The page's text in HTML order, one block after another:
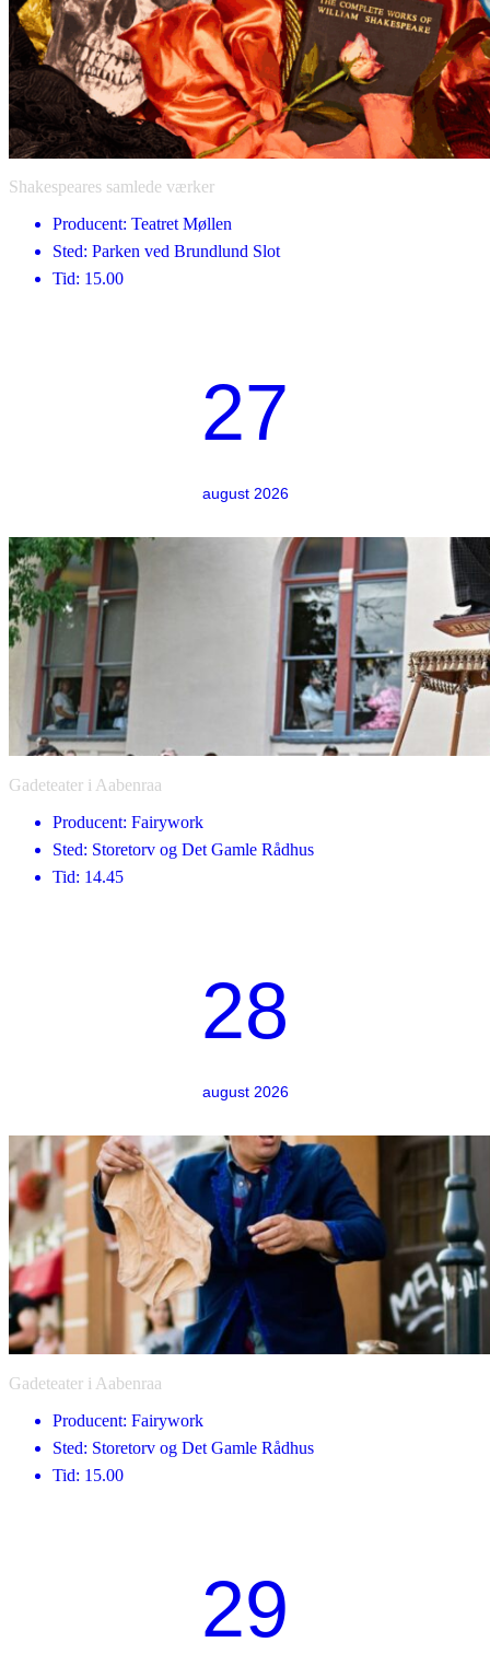
Shakespeares samlede værker
Producent: Teatret Møllen
Sted: Parken ved Brundlund Slot
Tid: 15.00
27
august 2026
Gadeteater i Aabenraa
Producent: Fairywork
Sted: Storetorv og Det Gamle Rådhus
Tid: 14.45
28
august 2026
Gadeteater i Aabenraa
Producent: Fairywork
Sted: Storetorv og Det Gamle Rådhus
Tid: 15.00
29